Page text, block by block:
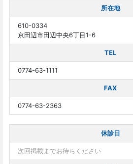
所在地
610-0334
京田辺市田辺中央6丁目1-6
TEL
0774-63-1111
FAX
0774-63-2363
休診日
次回掲載までお待ちください